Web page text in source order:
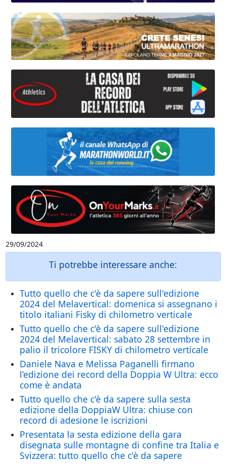
29/09/2024
Ti potrebbe interessare anche:
Tutto quello che c'è da sapere sull'edizione
2024 del Melavertical: domenica si assegnano i
titolo italiani Fisky di chilometro verticale
Tutto quello che c'è da sapere sull'edizione
2024 del Melavertical: sabato 28 settembre in
palio il tricolore FISKY di chilometro verticale
Daniele Nava e Melissa Paganelli firmano
l’edizione dei record della Doppia W Ultra: ecco
come è andata
Tutto quello che c'è da sapere sulla sesta
edizione della DoppiaW Ultra: chiuse con
record di adesione le iscrizioni
Presentata la sesta edizione della gara
disegnata sulle montagne di confine tra Italia e
Svizzera: tutto quello che c'è da sapere